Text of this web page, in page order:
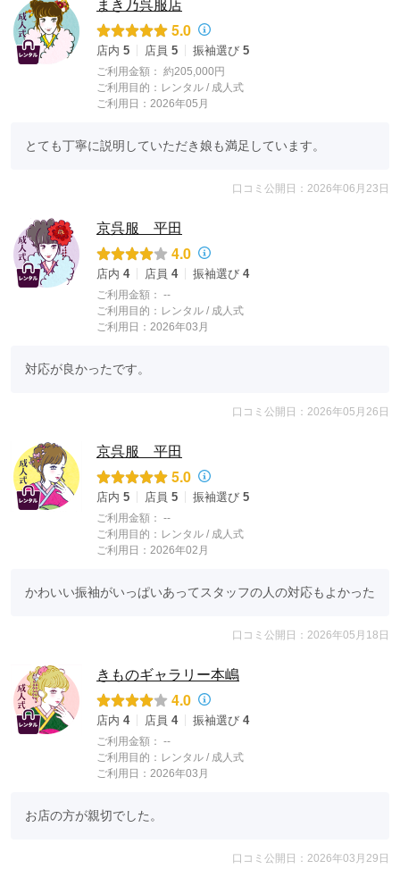
まき乃呉服店
5.0
店内 5 店員 5 振袖選び 5
ご利用金額： 約205,000円
ご利用目的： レンタル / 成人式
ご利用日：2026年05月
とても丁寧に説明していただき娘も満足しています。
口コミ公開日：2026年06月23日
京呉服 平田
4.0
店内 4 店員 4 振袖選び 4
ご利用金額： --
ご利用目的： レンタル / 成人式
ご利用日：2026年03月
対応が良かったです。
口コミ公開日：2026年05月26日
京呉服 平田
5.0
店内 5 店員 5 振袖選び 5
ご利用金額： --
ご利用目的： レンタル / 成人式
ご利用日：2026年02月
かわいい振袖がいっぱいあってスタッフの人の対応もよかった
口コミ公開日：2026年05月18日
きものギャラリー本嶋
4.0
店内 4 店員 4 振袖選び 4
ご利用金額： --
ご利用目的： レンタル / 成人式
ご利用日：2026年03月
お店の方が親切でした。
口コミ公開日：2026年03月29日